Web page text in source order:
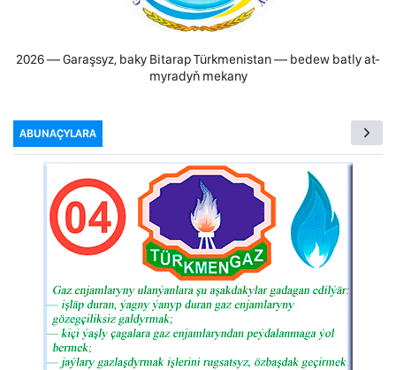
2026 — Garaşsyz, baky Bitarap Türkmenistan — bedew batly at-
myradyň mekany
ABUNAÇYLARA